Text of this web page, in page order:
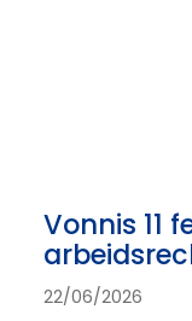
Vonnis 11
22/06/2026